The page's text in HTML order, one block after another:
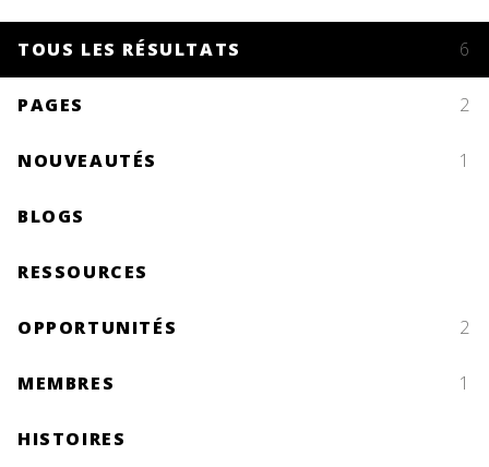
TOUS LES RÉSULTATS 6
PAGES 2
NOUVEAUTÉS 1
BLOGS
RESSOURCES
OPPORTUNITÉS 2
MEMBRES 1
HISTOIRES